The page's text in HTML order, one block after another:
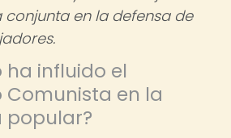
conjunta en la defensa de
ha influido el
Comunista en la
popular?